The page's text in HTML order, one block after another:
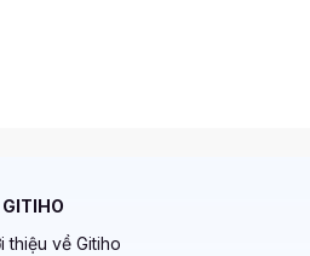
thiệu về Gitiho